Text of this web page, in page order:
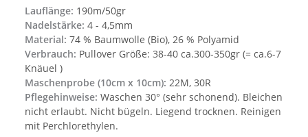
Lauflänge: 190m/50gr
Nadelstärke: 4 - 4,5mm
Material: 74 % Baumwolle (Bio), 26 % Polyamid
Verbrauch: Pullover Größe: 38-40 ca.300-350gr (= ca.6-7
Knäuel )
Maschenprobe (10cm x 10cm): 22M, 30R
Pflegehinweise: Waschen 30° (sehr schonend). Bleichen
nicht erlaubt. Nicht bügeln. Liegend trocknen. Reinigen
mit Perchlorethylen.